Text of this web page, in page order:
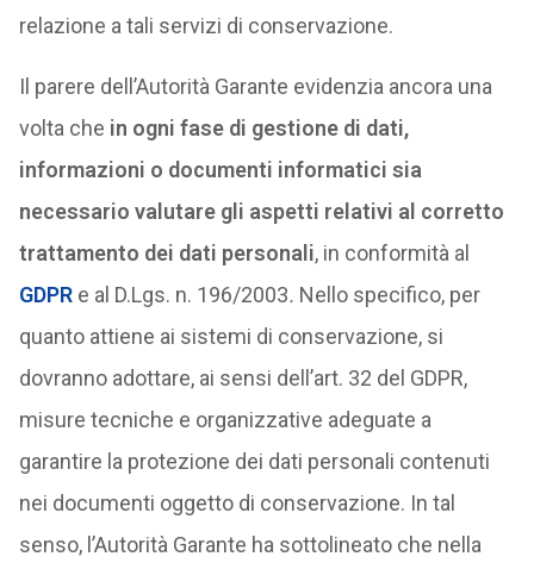
relazione a tali servizi di conservazione.
Il parere dell’Autorità Garante evidenzia ancora una
volta che in ogni fase di gestione di dati,
informazioni o documenti informatici sia
necessario valutare gli aspetti relativi al corretto
trattamento dei dati personali, in conformità al
GDPRe al D.Lgs. n. 196/2003. Nello specifico, per
quanto attiene ai sistemi di conservazione, si
dovranno adottare, ai sensi dell’art. 32 del GDPR,
misure tecniche e organizzative adeguate a
garantire la protezione dei dati personali contenuti
nei documenti oggetto di conservazione. In tal
senso, l’Autorità Garante ha sottolineato che nella